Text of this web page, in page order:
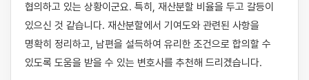
협의하고 있는 상황이군요. 특히, 재산분할 비율을 두고 갈등이
있으신 것 같습니다. 재산분할에서 기여도와 관련된 사항을
명확히 정리하고, 남편을 설득하여 유리한 조건으로 합의할 수
있도록 도움을 받을 수 있는 변호사를 추천해 드리겠습니다.